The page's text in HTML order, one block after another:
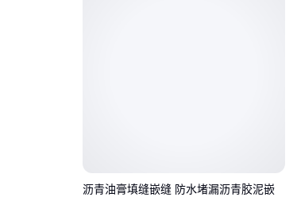
沥青油膏填缝嵌缝 防水堵漏沥青胶泥嵌